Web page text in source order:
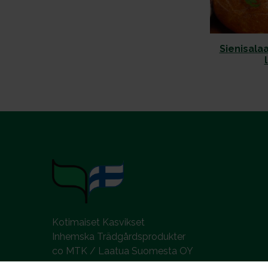
Kotimaiset Kasvikset
Inhemska Trädgårdsprodukter
co MTK / Laatua Suomesta OY
PL 510